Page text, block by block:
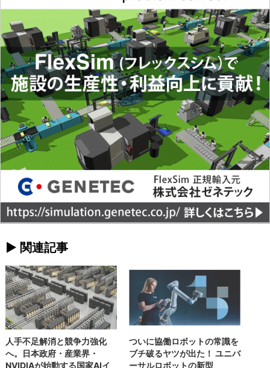
► 関連記事
人手不足解消と競争力強化
へ。日本政府・産業界・
NVIDIAが始動する国家AIイ
ついに協働ロボットの常識を
ブチ破るヤツが出た！ ユニバ
ーサルロボットの新型